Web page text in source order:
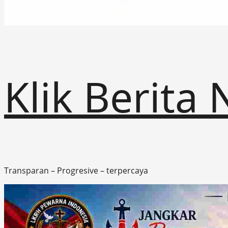
Klik Berita
Transparan – Progresive – terpercaya